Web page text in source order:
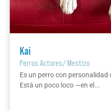
Kai
Perros Actores/Mestizo
Es un perro con
Está un poco loco —en el...